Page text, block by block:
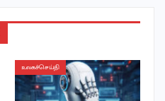
உலகச்செய்தி